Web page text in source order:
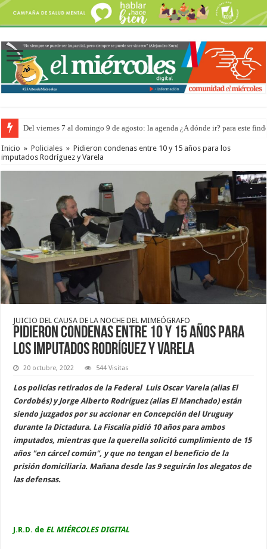
Del viernes 7 al domingo 9 de agosto: la agenda ¿A dónde ir? para este
El frío y el viento no impidieron que en La Histórica se expresaran
Inicio » Policiales » Pidieron condenas entre 10 y 15 años para los
imputados Rodríguez y Varela
JUICIO DEL CAUSA DE LA NOCHE DEL MIMEÓGRAFO
Pidieron condenas entre 10 y 15 años para
los imputados Rodríguez y Varela
20 octubre, 2022 544 Visitas
Los policías retirados de la Federal Luis Oscar Varela (alias El
Cordobés) y Jorge Alberto Rodríguez (alias El Manchado) están
siendo juzgados por su accionar en Concepción del Uruguay
durante la Dictadura. La Fiscalía pidió 10 años para ambos
imputados, mientras que la querella solicitó cumplimiento de 15
años "en cárcel común", y que no tengan el beneficio de la
prisión domiciliaria. Mañana desde las 9 seguirán los alegatos de
las defensas.
J.R.D. de EL MIÉRCOLES DIGITAL